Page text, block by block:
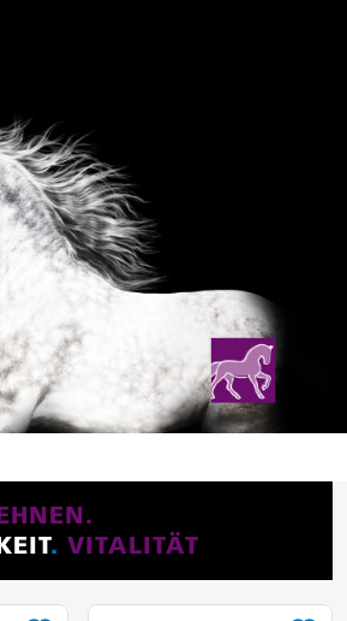
. VITALITÄT